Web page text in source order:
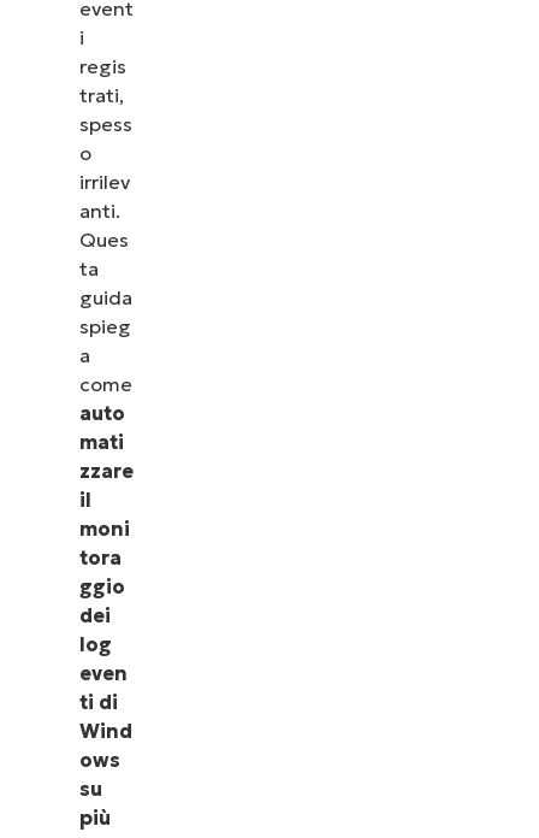
event
i
regis
trati,
spess
o
irrilev
anti.
Ques
ta
guida
spieg
a
come
auto
mati
zzare
il
moni
tora
ggio
dei
log
even
ti di
Wind
ows
su
più